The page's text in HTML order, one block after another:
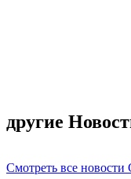
другие
Смотреть все новости